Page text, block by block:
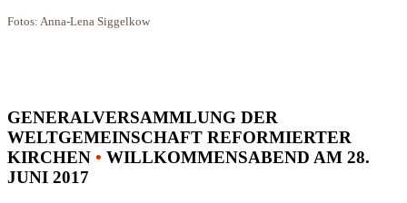
Fotos: Anna-Lena Siggelkow
GENERALVERSAMMLUNG DER
WELTGEMEINSCHAFT REFORMIERTER
KIRCHEN • WILLKOMMENSABEND AM 28.
JUNI 2017